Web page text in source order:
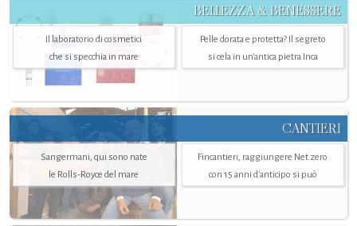
BELLEZZA & BENESSERE
Il laboratorio di cosmetici
che si specchia in mare
Pelle dorata e protetta? Il segreto
si cela in un’antica pietra Inca
CANTIERI
Sangermani, qui sono nate
le Rolls-Royce del mare
Fincantieri, raggiungere Net zero
con 15 anni d'anticipo si può